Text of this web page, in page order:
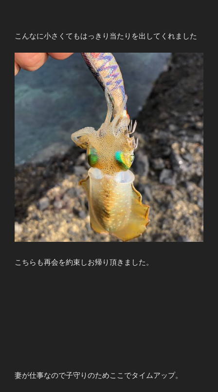
こんなに小さくてもはっきり当たりを出してくれました
こちらも再会を約束しお帰り頂きました。
妻が仕事なので子守りのためここでタイムアップ。